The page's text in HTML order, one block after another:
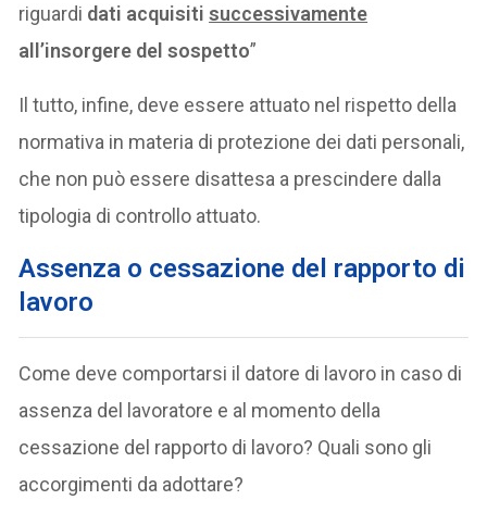
riguardi dati acquisitisuccessivamente
all’insorgere del sospetto”
Il tutto, infine, deve essere attuato nel rispetto della
normativa in materia di protezione dei dati personali,
che non può essere disattesa a prescindere dalla
tipologia di controllo attuato.
Assenza o cessazione del rapporto di
lavoro
Come deve comportarsi il datore di lavoro in caso di
assenza del lavoratore e al momento della
cessazione del rapporto di lavoro? Quali sono gli
accorgimenti da adottare?